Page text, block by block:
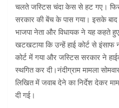
चलते जस्टिस चंदा केस से हट गए।
सरकार की बेंच के पास गया। इसके
भाजपा नेता और विधायक ने यह कहते हुए
खटखटाया कि उन्हें हाई कोर्ट से इंसाफ
कोर्ट में गया और जस्टिस सरकार ने
स्थगित कर दी।नंदीग्राम मामला
लिखित में जवाब देने का निर्देश देकर
दी गई।